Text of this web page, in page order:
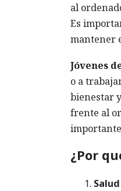
al
Es
mantener
Jóvenes
o a
bienestar
frente al
¿Por